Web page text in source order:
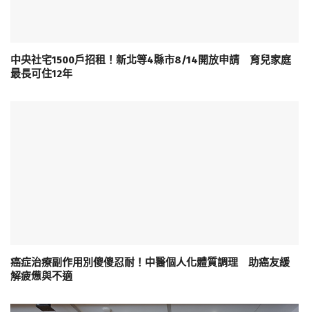
中央社宅1500戶招租！新北等4縣市8/14開放申請 育兒家庭
最長可住12年
癌症治療副作用別傻傻忍耐！中醫個人化體質調理 助癌友緩
解疲憊與不適